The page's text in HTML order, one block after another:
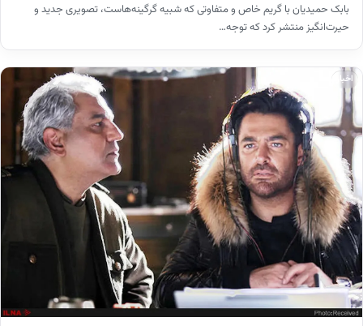
بابک حمیدیان با گریم خاص و متفاوتی که شبیه گرگینه‌هاست، تصویری جدید و
حیرت‌انگیز منتشر کرد که توجه…
اخبار